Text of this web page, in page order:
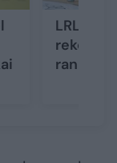
LRL
rekordai